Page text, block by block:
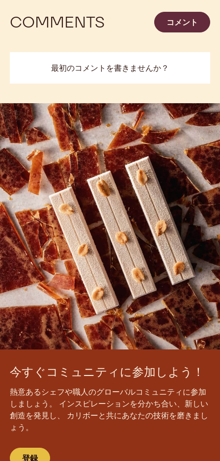
COMMENTS コメント
最初のコメントを書きませんか？
今すぐコミュニティに参加しよう！
熱意あるシェフや職人のグローバルコミュニティに参加
しましょう。 インスピレーションを分かち合い、新しい
創造を発見し、 カリボーと共にあなたの技術を磨きまし
ょう。
登録